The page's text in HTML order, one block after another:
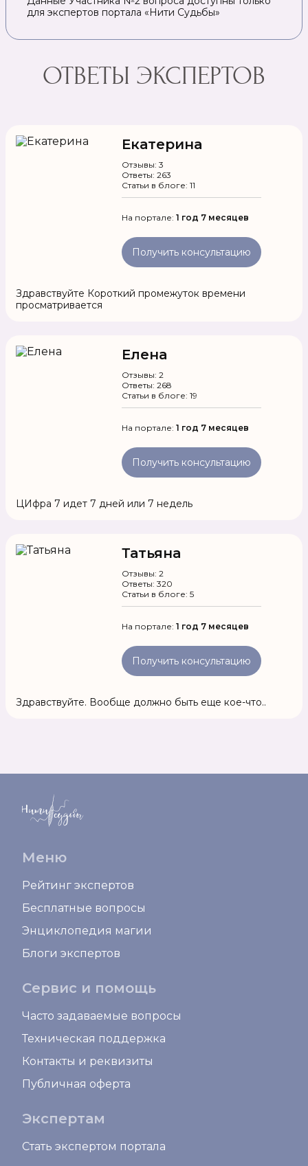
для экспертов портала «Нити Судьбы»
ОТВЕТЫ ЭКСПЕРТОВ
Екатерина
Отзывы: 3
Ответы: 263
Статьи в блоге: 11
На портале: 1 год 7 месяцев
Получить консультацию
Здравствуйте Короткий промежуток времени
просматривается
Елена
Отзывы: 2
Ответы: 268
Статьи в блоге: 19
На портале: 1 год 7 месяцев
Получить консультацию
ЦИфра 7 идет 7 дней или 7 недель
Татьяна
Отзывы: 2
Ответы: 320
Статьи в блоге: 5
На портале: 1 год 7 месяцев
Получить консультацию
Здравствуйте. Вообще должно быть еще кое-что..
Меню
Рейтинг экспертов
Бесплатные вопросы
Энциклопедия магии
Блоги экспертов
Сервис и помощь
Часто задаваемые вопросы
Техническая поддержка
Контакты и реквизиты
Публичная оферта
Экспертам
Стать экспертом портала